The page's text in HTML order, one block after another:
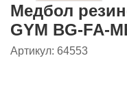
Медбол
GYM BG-FA-
Артикул: 64553